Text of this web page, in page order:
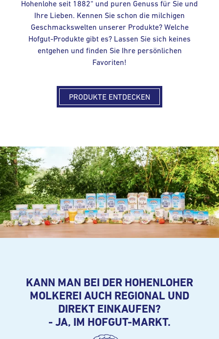
Hohenlohe seit 1882“ und puren Genuss für Sie und
Ihre Lieben. Kennen Sie schon die milchigen
Geschmackswelten unserer Produkte? Welche
Hofgut-Produkte gibt es? Lassen Sie sich keines
entgehen und finden Sie Ihre persönlichen
Favoriten!
PRODUKTE ENTDECKEN
KANN MAN BEI DER HOHENLOHER
MOLKEREI AUCH REGIONAL UND
DIREKT EINKAUFEN?
- JA, IM HOFGUT-MARKT.